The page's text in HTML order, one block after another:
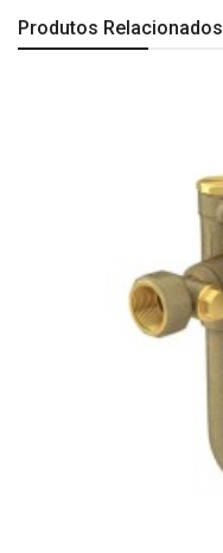
Produtos Relacionados